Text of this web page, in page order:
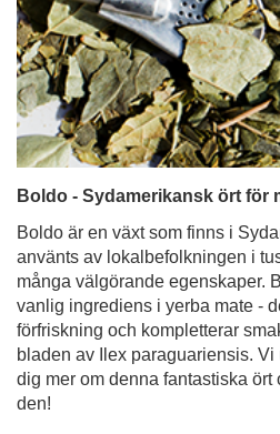
Boldo - Sydamerikansk ört för
Boldo är en växt som finns i
använts av lokalbefolkningen i
många välgörande egenskaper.
vanlig ingrediens i yerba mate -
förfriskning och kompletterar
bladen av Ilex paraguariensis.
dig mer om denna fantastiska ört
den!